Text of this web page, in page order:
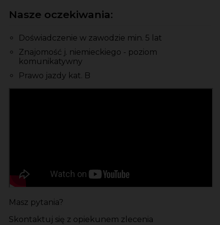
Nasze oczekiwania:
Doświadczenie w zawodzie min. 5 lat
Znajomość j. niemieckiego - poziom
komunikatywny
Prawo jazdy kat. B
Masz pytania?
Skontaktuj się z opiekunem zlecenia